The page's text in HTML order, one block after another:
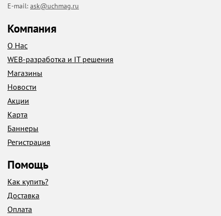
E-mail: ask@uchmag.ru
Компания
О Нас
WEB-разработка и IT решения
Магазины
Новости
Акции
Карта
Баннеры
Регистрация
Помощь
Как купить?
Доставка
Оплата